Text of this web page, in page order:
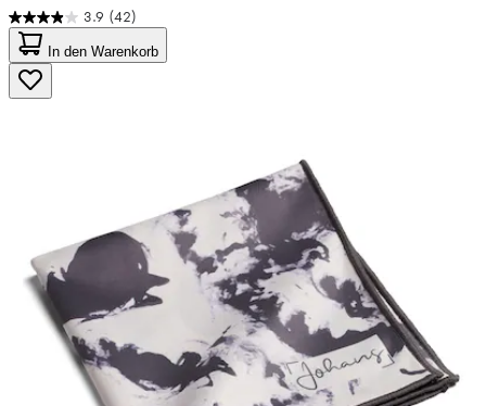
3.9 (42)
3.9
von
5
Sternen.
42
In den Warenkorb